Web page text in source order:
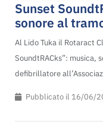
Sunset
sonore al
Al Lido Tuka il Rotaract
SoundtRACks”: musica,
defibrillatore
Pubblicato il 16/06/